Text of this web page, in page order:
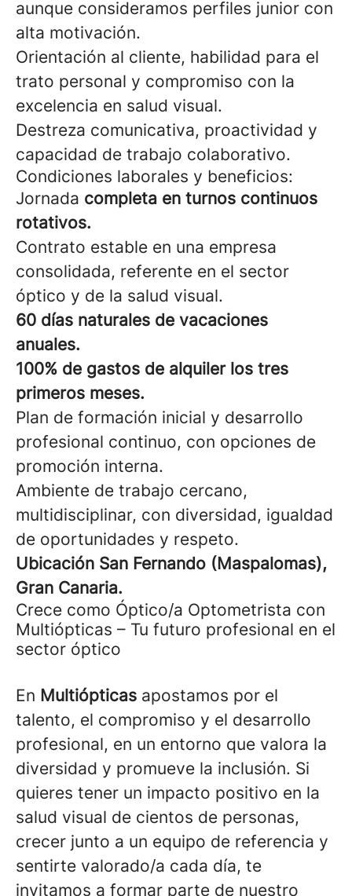
aunque consideramos perfiles junior con
alta motivación.
Orientación al cliente, habilidad para el
trato personal y compromiso con la
excelencia en salud visual.
Destreza comunicativa, proactividad y
capacidad de trabajo colaborativo.
Condiciones laborales y beneficios:
Jornada completa en turnos continuos
rotativos.
Contrato estable en una empresa
consolidada, referente en el sector
óptico y de la salud visual.
60 días naturales de vacaciones
anuales.
100% de gastos de alquiler los tres
primeros meses.
Plan de formación inicial y desarrollo
profesional continuo, con opciones de
promoción interna.
Ambiente de trabajo cercano,
multidisciplinar, con diversidad, igualdad
de oportunidades y respeto.
Ubicación San Fernando (Maspalomas),
Gran Canaria.
Crece como Óptico/a Optometrista con
Multiópticas – Tu futuro profesional en el
sector óptico
En Multiópticas apostamos por el
talento, el compromiso y el desarrollo
profesional, en un entorno que valora la
diversidad y promueve la inclusión. Si
quieres tener un impacto positivo en la
salud visual de cientos de personas,
crecer junto a un equipo de referencia y
sentirte valorado/a cada día, te
invitamos a formar parte de nuestro